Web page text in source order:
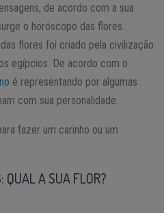
de acordo com a sua
o horóscopo das flores.
flores foi criado pela civilização
egípcios. De acordo com o
é representando por algumas
com sua personalidade.
fazer um carinho ou um
QUAL A SUA FLOR?